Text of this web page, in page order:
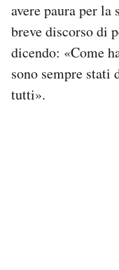
avere paura per
breve discorso di
dicendo: «Come
sono sempre stati
tutti».